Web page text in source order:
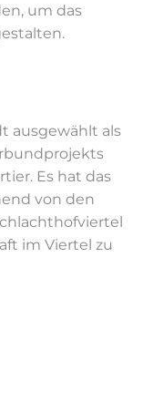
um das
ausgewählt als
Es hat das
von den
im Viertel zu